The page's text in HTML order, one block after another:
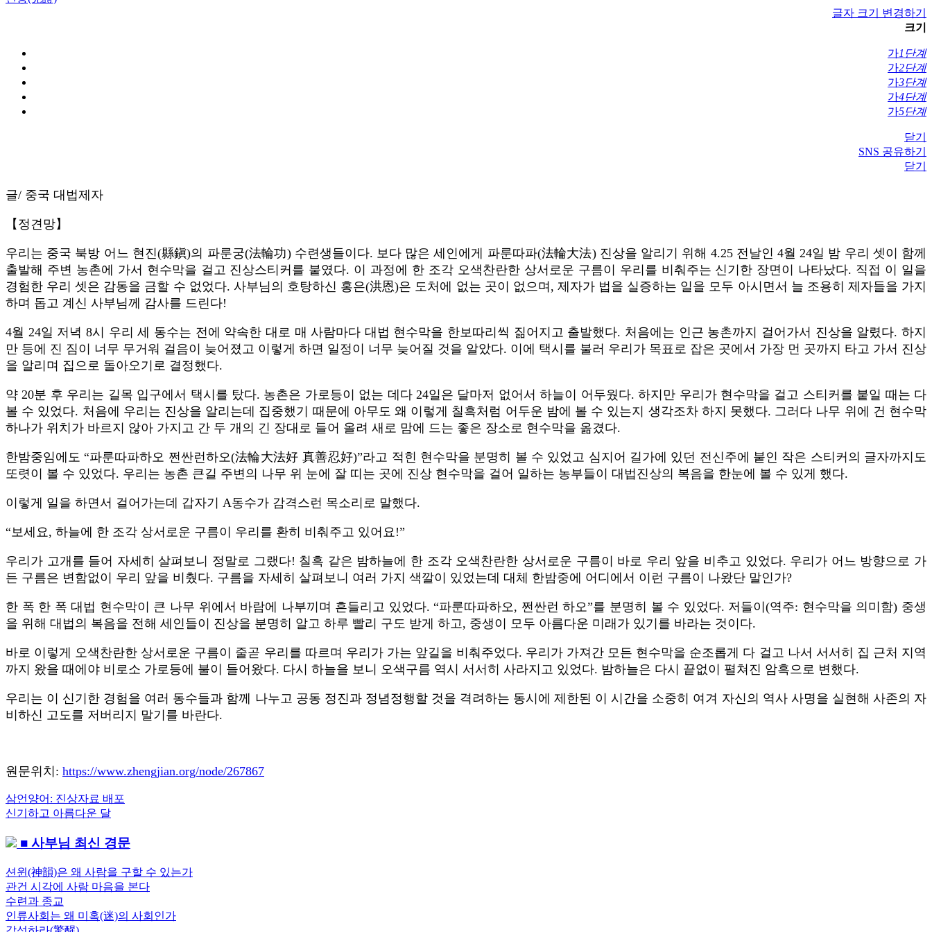
글자 크기 변경하기
크기
가1단계
가2단계
가3단계
가4단계
가5단계
닫기
SNS 공유하기
닫기
글/ 중국 대법제자
【정견망】
우리는 중국 북방 어느 현진(縣鎭)의 파룬궁(法輪功) 수련생들이다. 보다 많은 세인에게 파룬따파(法輪大法) 진상을 알리기 위해 4.25 전날인 4월 24일 밤 우리 셋이 함께
출발해 주변 농촌에 가서 현수막을 걸고 진상스티커를 붙였다. 이 과정에 한 조각 오색찬란한 상서로운 구름이 우리를 비춰주는 신기한 장면이 나타났다. 직접 이 일을
경험한 우리 셋은 감동을 금할 수 없었다. 사부님의 호탕하신 홍은(洪恩)은 도처에 없는 곳이 없으며, 제자가 법을 실증하는 일을 모두 아시면서 늘 조용히 제자들을 가지
하며 돕고 계신 사부님께 감사를 드린다!
4월 24일 저녁 8시 우리 세 동수는 전에 약속한 대로 매 사람마다 대법 현수막을 한보따리씩 짊어지고 출발했다. 처음에는 인근 농촌까지 걸어가서 진상을 알렸다. 하지
만 등에 진 짐이 너무 무거워 걸음이 늦어졌고 이렇게 하면 일정이 너무 늦어질 것을 알았다. 이에 택시를 불러 우리가 목표로 잡은 곳에서 가장 먼 곳까지 타고 가서 진상
을 알리며 집으로 돌아오기로 결정했다.
약 20분 후 우리는 길목 입구에서 택시를 탔다. 농촌은 가로등이 없는 데다 24일은 달마저 없어서 하늘이 어두웠다. 하지만 우리가 현수막을 걸고 스티커를 붙일 때는 다
볼 수 있었다. 처음에 우리는 진상을 알리는데 집중했기 때문에 아무도 왜 이렇게 칠흑처럼 어두운 밤에 볼 수 있는지 생각조차 하지 못했다. 그러다 나무 위에 건 현수막
하나가 위치가 바르지 않아 가지고 간 두 개의 긴 장대로 들어 올려 새로 맘에 드는 좋은 장소로 현수막을 옮겼다.
한밤중임에도 “파룬따파하오 쩐싼런하오(法輪大法好 真善忍好)”라고 적힌 현수막을 분명히 볼 수 있었고 심지어 길가에 있던 전신주에 붙인 작은 스티커의 글자까지도
또렷이 볼 수 있었다. 우리는 농촌 큰길 주변의 나무 위 눈에 잘 띠는 곳에 진상 현수막을 걸어 일하는 농부들이 대법진상의 복음을 한눈에 볼 수 있게 했다.
이렇게 일을 하면서 걸어가는데 갑자기 A동수가 감격스런 목소리로 말했다.
“보세요, 하늘에 한 조각 상서로운 구름이 우리를 환히 비춰주고 있어요!”
우리가 고개를 들어 자세히 살펴보니 정말로 그랬다! 칠흑 같은 밤하늘에 한 조각 오색찬란한 상서로운 구름이 바로 우리 앞을 비추고 있었다. 우리가 어느 방향으로 가
든 구름은 변함없이 우리 앞을 비췄다. 구름을 자세히 살펴보니 여러 가지 색깔이 있었는데 대체 한밤중에 어디에서 이런 구름이 나왔단 말인가?
한 폭 한 폭 대법 현수막이 큰 나무 위에서 바람에 나부끼며 흔들리고 있었다. “파룬따파하오, 쩐싼런 하오”를 분명히 볼 수 있었다. 저들이(역주: 현수막을 의미함) 중생
을 위해 대법의 복음을 전해 세인들이 진상을 분명히 알고 하루 빨리 구도 받게 하고, 중생이 모두 아름다운 미래가 있기를 바라는 것이다.
바로 이렇게 오색찬란한 상서로운 구름이 줄곧 우리를 따르며 우리가 가는 앞길을 비춰주었다. 우리가 가져간 모든 현수막을 순조롭게 다 걸고 나서 서서히 집 근처 지역
까지 왔을 때에야 비로소 가로등에 불이 들어왔다. 다시 하늘을 보니 오색구름 역시 서서히 사라지고 있었다. 밤하늘은 다시 끝없이 펼쳐진 암흑으로 변했다.
우리는 이 신기한 경험을 여러 동수들과 함께 나누고 공동 정진과 정념정행할 것을 격려하는 동시에 제한된 이 시간을 소중히 여겨 자신의 역사 사명을 실현해 사존의 자
비하신 고도를 저버리지 말기를 바란다.
원문위치: https://www.zhengjian.org/node/267867
글
비
게
이
션
Previous
Post:
삼언양어: 진상자료 배포
Next
신기하고 아름다운 달
■ 사부님 최신 경문
션윈(神韻)은 왜 사람을 구할 수 있는가
관건 시각에 사람 마음을 본다
수련과 종교
인류사회는 왜 미혹(迷)의 사회인가